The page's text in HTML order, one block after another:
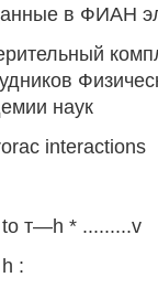
в ФИАН
наук
interactions
to т—h * .........v
: